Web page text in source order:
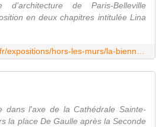
d'architecture de Paris-Belleville
en deux chapitres intitulée Lina
dans l'axe de la Cathédrale Sainte-
la place De Gaulle après la Seconde